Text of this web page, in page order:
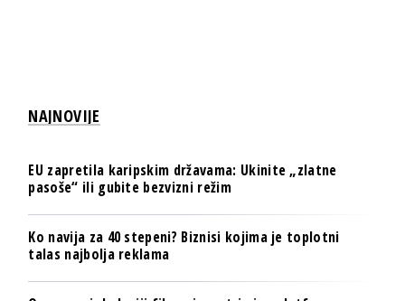
NAJNOVIJE
EU zapretila karipskim državama: Ukinite „zlatne
pasoše“ ili gubite bezvizni režim
Ko navija za 40 stepeni? Biznisi kojima je toplotni
talas najbolja reklama